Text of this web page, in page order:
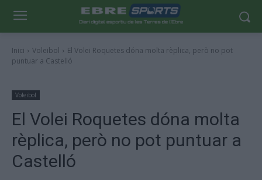
Inici Voleibol
El Volei Roquetes dóna molta rèplica, però no pot
puntuar a Castelló
Voleibol
El Volei Roquetes dóna molta
rèplica, però no pot puntuar a
Castelló